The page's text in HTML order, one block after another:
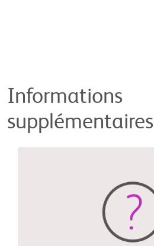
Informations
supplémentaires